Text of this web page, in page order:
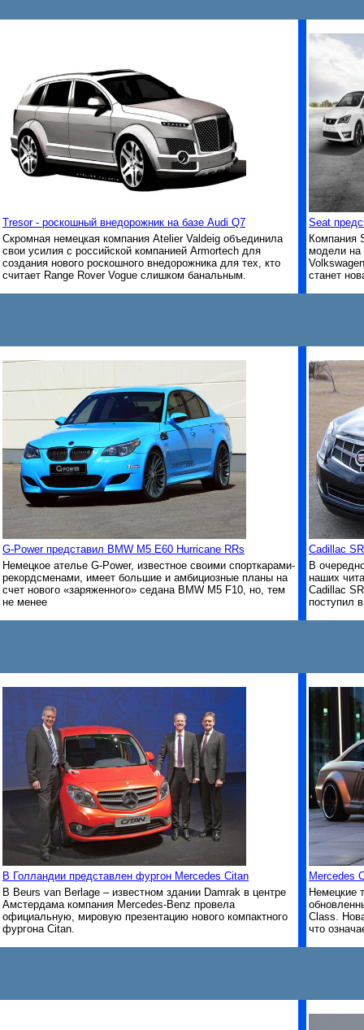
Tresor - роскошный внедорожник на базе Audi Q7
Скромная немецкая компания Atelier Valdeig объединила
свои усилия с российской компанией Armortech для
создания нового роскошного внедорожника для тех, кто
считает Range Rover Vogue слишком банальным.
Seat
Компания
модели на
станет
G-Power представил BMW M5 E60 Hurricane RRs
Немецкое ателье G-Power, известное своими спорткарами-
рекордсменами, имеет большие и амбициозные планы на
счет нового «заряженного» седана BMW M5 F10, но, тем
не менее
Cadillac
В
наших
Cadillac
поступил
В Голландии представлен фургон Mercedes Citan
В Beurs van Berlage – известном здании Damrak в центре
Амстердама компания Mercedes-Benz провела
официальную, мировую презентацию нового компактного
фургона Citan.
Mercedes
Немецкие
Class.
что